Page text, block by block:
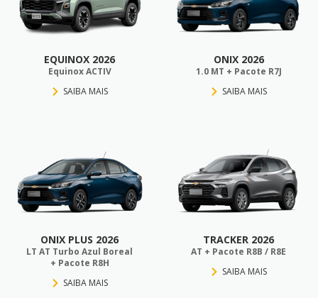
EQUINOX 2026
Equinox ACTIV
SAIBA MAIS
ONIX 2026
1.0 MT + Pacote R7J
SAIBA MAIS
ONIX PLUS 2026
LT AT Turbo Azul Boreal
+ Pacote R8H
SAIBA MAIS
TRACKER 2026
AT + Pacote R8B / R8E
SAIBA MAIS